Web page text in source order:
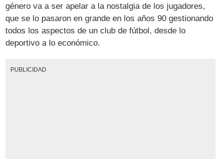
género va a ser apelar a la nostalgia de los jugadores,
que se lo pasaron en grande en los años 90 gestionando
todos los aspectos de un club de fútbol, desde lo
deportivo a lo económico.
PUBLICIDAD